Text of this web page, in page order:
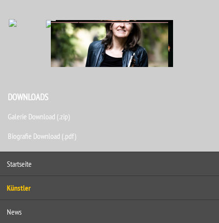
[ZEIGE EINE SLIDESHOW]
DOWNLOADS
Galerie Download (.zip)
Biografie Download (.pdf)
Startseite
Künstler
News